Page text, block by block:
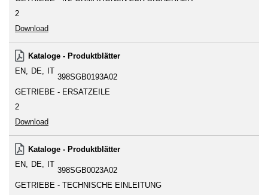
2
Download
Kataloge - Produktblätter
EN
DE IT
398SGB0193A02
GETRIEBE - ERSATZEILE
2
Download
Kataloge - Produktblätter
EN
DE IT
398SGB0023A02
GETRIEBE - TECHNISCHE EINLEITUNG